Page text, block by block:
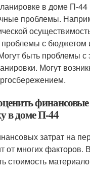
в доме П-44
проблемы.
проблемы с
быть проблемы с
Могут
в доме П-44
затрат на
от многих факторов.
стоимость